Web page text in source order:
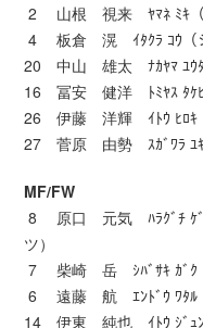
2 山根 視来 ﾔﾏﾈ ﾐｷ（
4 板倉 滉 ｲﾀｸﾗ ｺｳ（シ
20 中山 雄太 ﾅｶﾔﾏ ﾕｳﾀ
16 冨安 健洋 ﾄﾐﾔｽ ﾀｹﾋﾛ
26 伊藤 洋輝 ｲﾄｳ ﾋﾛｷ（
27 菅原 由勢 ｽｶﾞﾜﾗ ﾕｷﾅ
MF/FW
8 原口 元気 ﾊﾗｸﾞﾁ ｹﾞﾝ
ツ）
7 柴崎 岳 ｼﾊﾞｻｷ ｶﾞｸ（
6 遠藤 航 ｴﾝﾄﾞｳ ﾜﾀﾙ（
14 伊東 純也 ｲﾄｳ ｼﾞｭﾝﾔ